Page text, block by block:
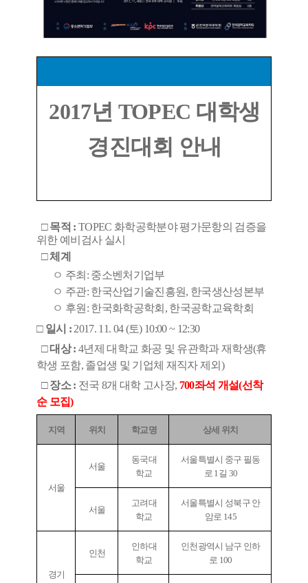
2017년 TOPEC 대학생
경진대회 안내
□목적 : TOPEC 화학공학분야 평가문항의 검증을
위한 예비검사 실시
□체계
ㅇ 주최 : 중소벤처기업부
ㅇ 주관: 한국산업기술진흥원, 한국생산성본부
ㅇ 후원: 한국화학공학회 , 한국공학교육학회
□ 일시 : 2017. 11. 04 (토) 10:00 ~ 12:30
□ 대상 :4년제 대학교 화공 및 유관학과 재학생(휴
학생 포함, 졸업생 및 기업체 재직자 제외 )
□장소 : 전국8개 대학 고사장, 700좌석 개설(선착
순 모집)
지역 위치 학교명 상세 위치
서울
서울
동국대
학교
서울특별시 중구 필동
로 1 길 30
서울
고려대
학교
서울특별시 성북구 안
암로 145
경기
인천
인하대
학교
인천광역시 남구 인하
로 100